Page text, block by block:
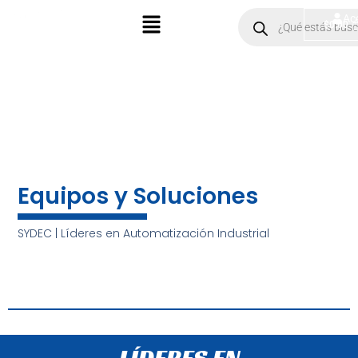
Menú
search
$0.00
Equipos y Soluciones
SYDEC | Líderes en Automatización Industrial